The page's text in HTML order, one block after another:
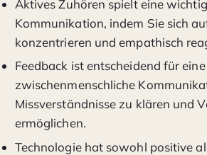
Aktives Zuhören spielt eine
Kommunikation, indem Sie sich
konzentrieren und empathisch
Feedback ist entscheidend für
zwischenmenschliche
Missverständnisse zu klären und
ermöglichen.
Technologie hat sowohl positive